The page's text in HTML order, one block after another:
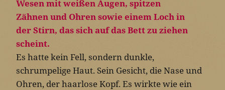
Es hatte kein Fell, sondern dunkle,
schrumpelige Haut. Sein Gesicht, die Nase und
Ohren, der haarlose Kopf. Es wirkte wie ein